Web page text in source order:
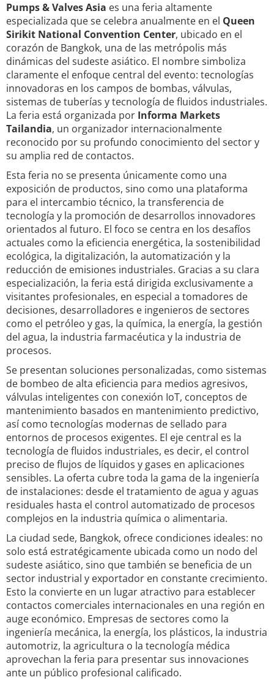
Pumps & Valves Asia es una feria altamente
especializada que se celebra anualmente en el Queen
Sirikit National Convention Center, ubicado en el
corazón de Bangkok, una de las metrópolis más
dinámicas del sudeste asiático. El nombre simboliza
claramente el enfoque central del evento: tecnologías
innovadoras en los campos de bombas, válvulas,
sistemas de tuberías y tecnología de fluidos industriales.
La feria está organizada por Informa Markets
Tailandia, un organizador internacionalmente
reconocido por su profundo conocimiento del sector y
su amplia red de contactos.
Esta feria no se presenta únicamente como una
exposición de productos, sino como una plataforma
para el intercambio técnico, la transferencia de
tecnología y la promoción de desarrollos innovadores
orientados al futuro. El foco se centra en los desafíos
actuales como la eficiencia energética, la sostenibilidad
ecológica, la digitalización, la automatización y la
reducción de emisiones industriales. Gracias a su clara
especialización, la feria está dirigida exclusivamente a
visitantes profesionales, en especial a tomadores de
decisiones, desarrolladores e ingenieros de sectores
como el petróleo y gas, la química, la energía, la gestión
del agua, la industria farmacéutica y la industria de
procesos.
Se presentan soluciones personalizadas, como sistemas
de bombeo de alta eficiencia para medios agresivos,
válvulas inteligentes con conexión IoT, conceptos de
mantenimiento basados en mantenimiento predictivo,
así como tecnologías modernas de sellado para
entornos de procesos exigentes. El eje central es la
tecnología de fluidos industriales, es decir, el control
preciso de flujos de líquidos y gases en aplicaciones
sensibles. La oferta cubre toda la gama de la ingeniería
de instalaciones: desde el tratamiento de agua y aguas
residuales hasta el control automatizado de procesos
complejos en la industria química o alimentaria.
La ciudad sede, Bangkok, ofrece condiciones ideales: no
solo está estratégicamente ubicada como un nodo del
sudeste asiático, sino que también se beneficia de un
sector industrial y exportador en constante crecimiento.
Esto la convierte en un lugar atractivo para establecer
contactos comerciales internacionales en una región en
auge económico. Empresas de sectores como la
ingeniería mecánica, la energía, los plásticos, la industria
automotriz, la agricultura o la tecnología médica
aprovechan la feria para presentar sus innovaciones
ante un público profesional calificado.